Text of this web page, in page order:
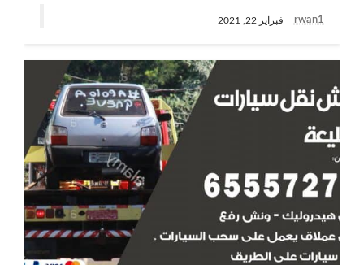
rwan1 فبراير 22, 2021